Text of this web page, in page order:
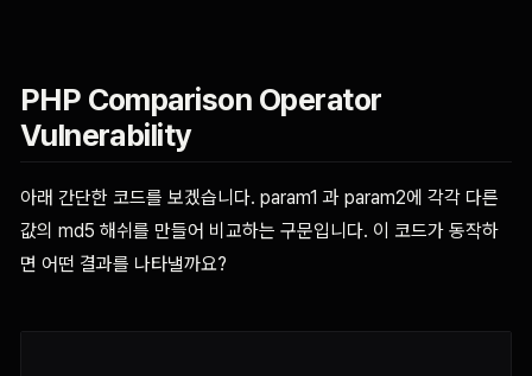
PHP Comparison Operator
Vulnerability
아래 간단한 코드를 보겠습니다. param1 과 param2에 각각 다른
값의 md5 해쉬를 만들어 비교하는 구문입니다. 이 코드가 동작하
면 어떤 결과를 나타낼까요?